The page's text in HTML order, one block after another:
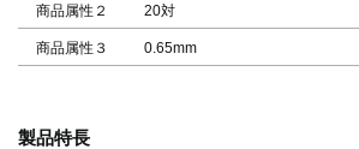
商品属性２ 20対
商品属性３ 0.65mm
製品特長